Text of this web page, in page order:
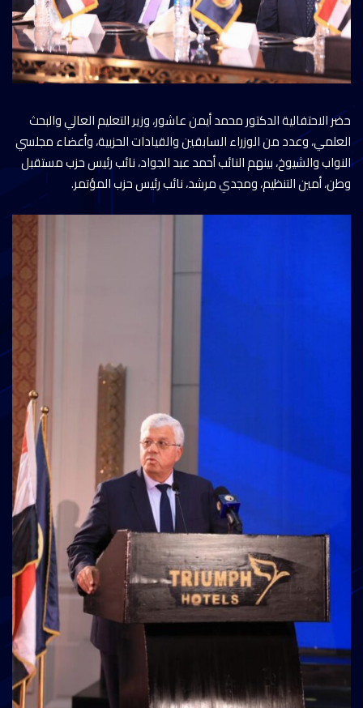
حضر الاحتفالية الدكتور محمد أيمن عاشور، وزير التعليم العالي والبحث
العلمي، وعدد من الوزراء السابقين والقيادات الحزبية، وأعضاء مجلسي
النواب والشيوخ، بينهم النائب أحمد عبد الجواد، نائب رئيس حزب مستقبل
وطن، أمين التنظيم، ومجدي مرشد، نائب رئيس حزب المؤتمر.